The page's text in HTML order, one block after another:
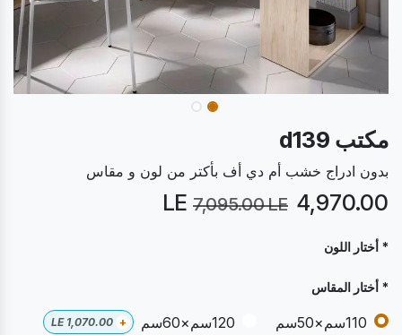
مكتب d139
بدون ادراج خشب أم دي أف بأكتر من لون و مقاس
4,970.00
7,095.00LE
* أختار اللون
* أختار المقاس
110سم×50سم 120سم×60سم +
1,070.00
LE